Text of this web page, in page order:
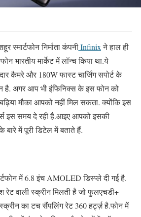
स्मार्टफोन निर्माता कंपनीInfinixने हाल ही
भारतीय मार्केट में लॉन्च किया था.ये
कैमरे और 180W फास्ट चार्जिंग सपोर्ट के
है. अगर आप भी इंफिनिक्स के इस फोन को
मौका आपको नहीं मिल सकता. क्योंकि इस
इस समय दे रही है.आइए आपको इसकी
में पूरी डिटेल में बताते हैं.
में 6.8 इंच AMOLED डिस्प्ले दी गई है.
रेट वाली स्क्रीन मिलती है जो फुलएचडी+
का टच सैंपलिंग रेट 360 हर्ट्ज़ है.फोन में